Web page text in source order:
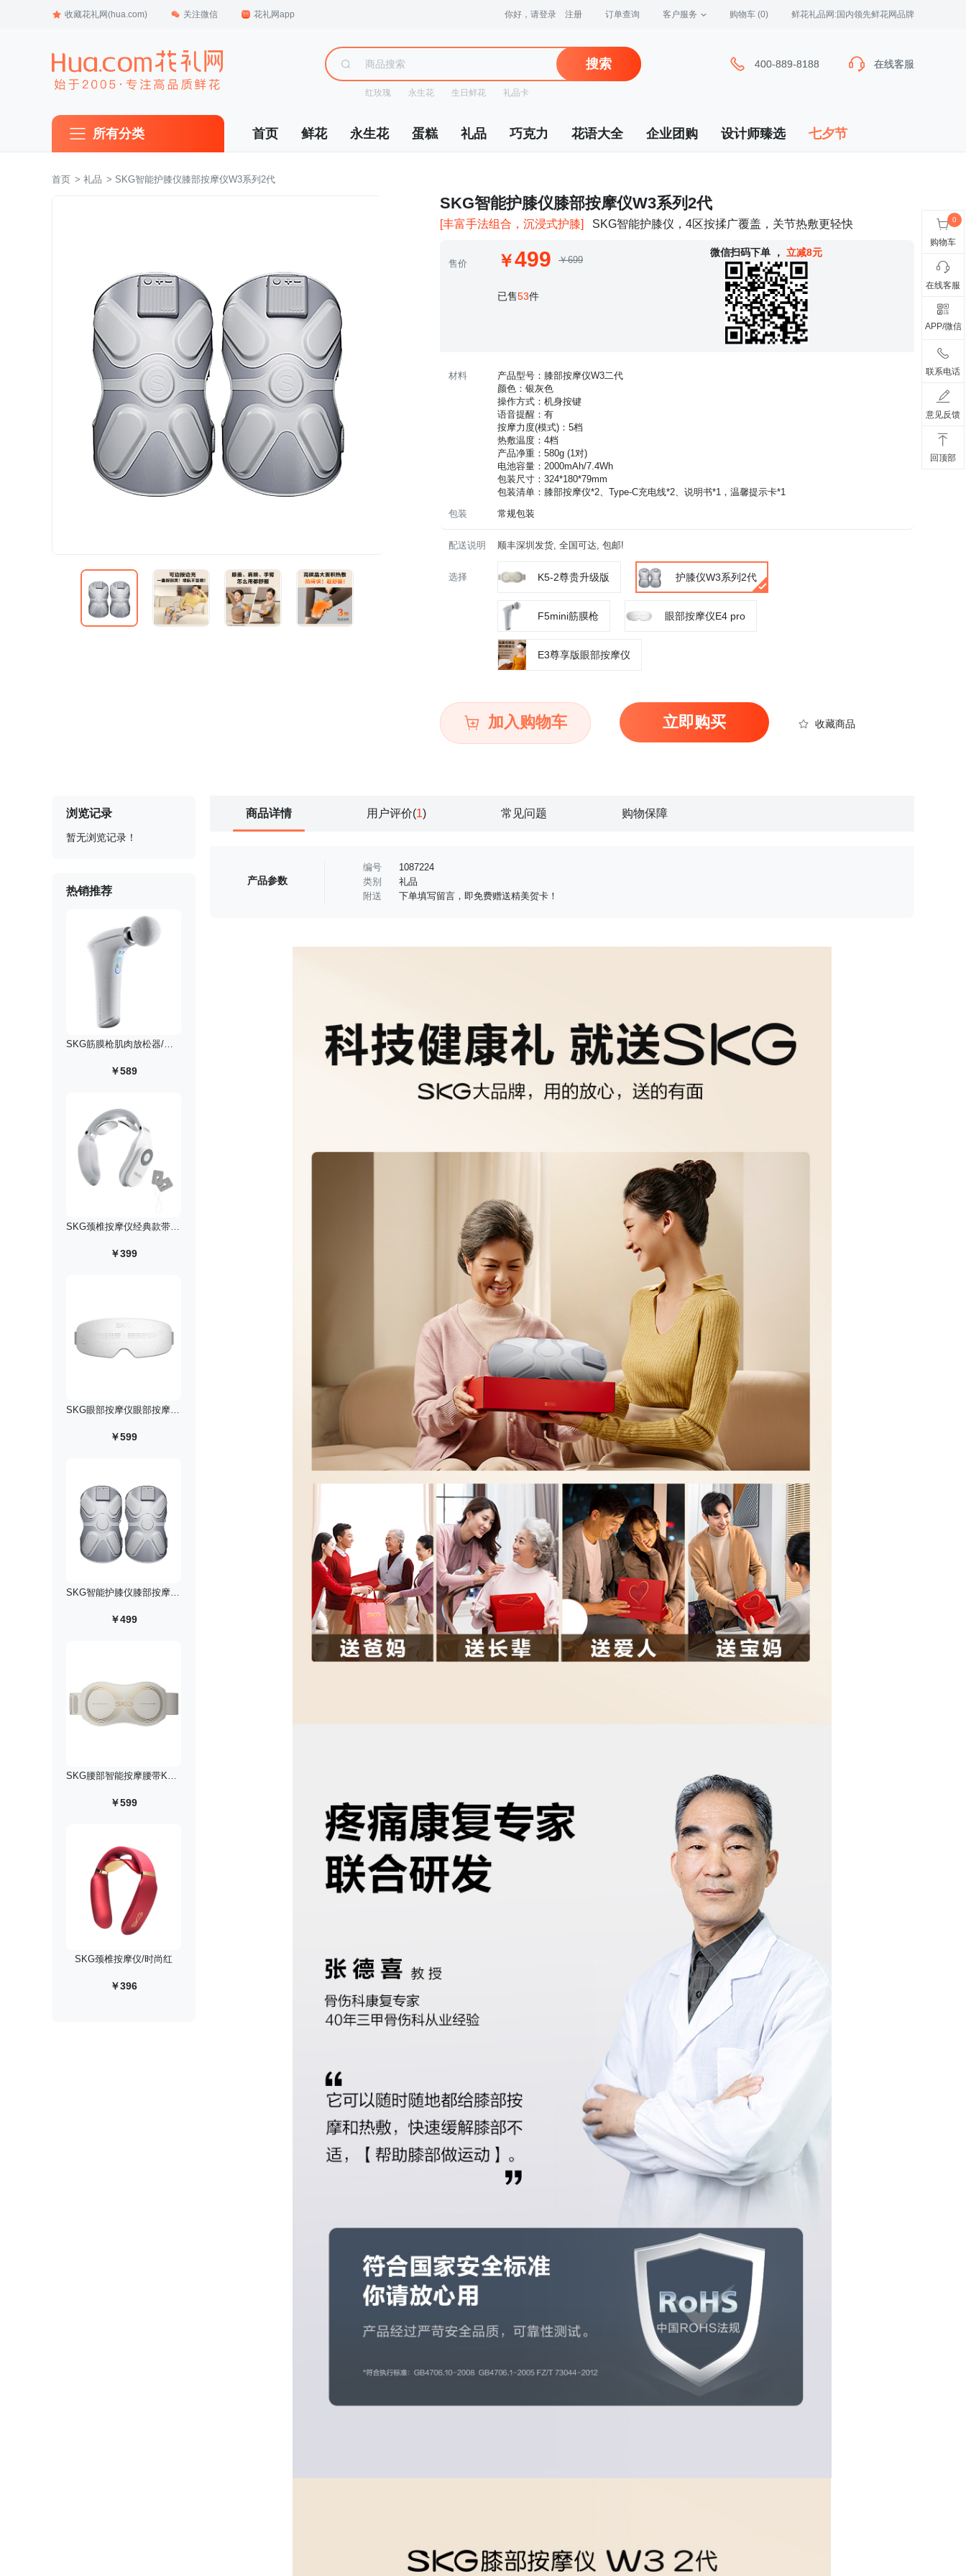
收藏花礼网(hua.com) 关注微信 花礼网app 你好，请登录 注册 订单查询 客户服务 购物车 (0) 鲜花礼品网:国内领先鲜花网品牌
搜索
红玫瑰 永生花 生日鲜花 礼品卡
400-889-8188 在线客服
400-889-8188 在线客服
所有分类 首页 鲜花 永生花 蛋糕 礼品 巧克力 花语大全 企业团购 设计师臻选 七夕节
首页 > 礼品 > SKG智能护膝仪膝部按摩仪W3系列2代
SKG智能护膝仪膝部按摩仪W3系列2代
[丰富手法组合，沉浸式护膝] SKG智能护膝仪，4区按揉广覆盖，关节热敷更轻快
售价 499 ￥699
微信扫码下单 ， 立减8元
已售53件
材料
产品型号：膝部按摩仪W3二代
颜色：银灰色
操作方式：机身按键
语音提醒：有
按摩力度(模式)：5档
热敷温度：4档
产品净重：580g (1对)
电池容量：2000mAh/7.4Wh
包装尺寸：324*180*79mm
包装清单：膝部按摩仪*2、Type-C充电线*2、说明书*1，温馨提示卡*1
包装
常规包装
配送说明 顺丰深圳发货, 全国可达, 包邮!
选择 K5-2尊贵升级版 护膝仪W3系列2代
F5mini筋膜枪 眼部按摩仪E4 pro
E3尊享版眼部按摩仪
加入购物车 立即购买 收藏商品
购物车
在线客服
APP/微信
联系电话
意见反馈
回顶部
浏览记录
暂无浏览记录！
热销推荐
￥589
SKG颈椎按摩仪经典款带蓝牙/白色
￥399
￥599
SKG智能护膝仪膝部按摩仪W3系列2代
￥499
SKG腰部智能按摩腰带K5-2/尊贵升级版
￥599
SKG颈椎按摩仪/时尚红
￥396
商品详情 用户评价(1) 常见问题 购物保障
产品参数
编号
1087224
类别
礼品
附送
下单填写留言，即免费赠送精美贺卡！